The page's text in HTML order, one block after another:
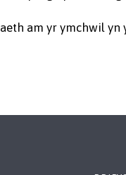
am yr ymchwil yn